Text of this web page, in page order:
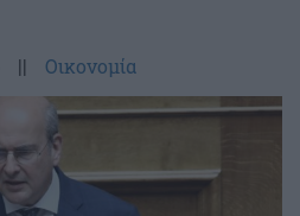
|| Οικονομία